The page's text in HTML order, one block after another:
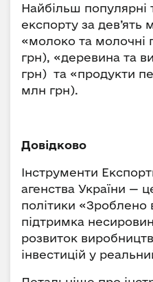
Найбільш популярні
експорту за дев’ять
«молоко та молочні
грн), «деревина та
грн) та «продукти
млн грн).
Довідково
Інструменти
агенства України —
політики «Зроблено
підтримка
розвиток
інвестицій у